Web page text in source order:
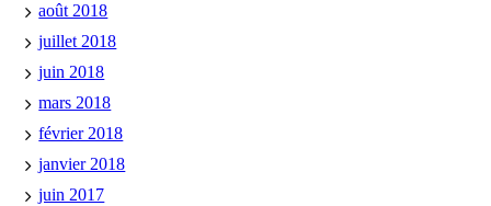
août 2018
juillet 2018
juin 2018
mars 2018
février 2018
janvier 2018
juin 2017